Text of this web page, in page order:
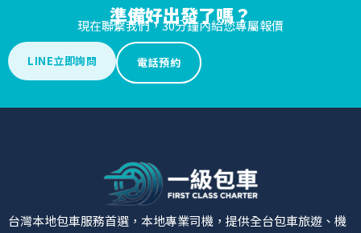
準備好出發了嗎？
現在聯繫我們，30分鐘內給您專屬報價
LINE立即詢問 電話預約
台灣本地包車服務首選，本地專業司機，提供全台包車旅遊、機